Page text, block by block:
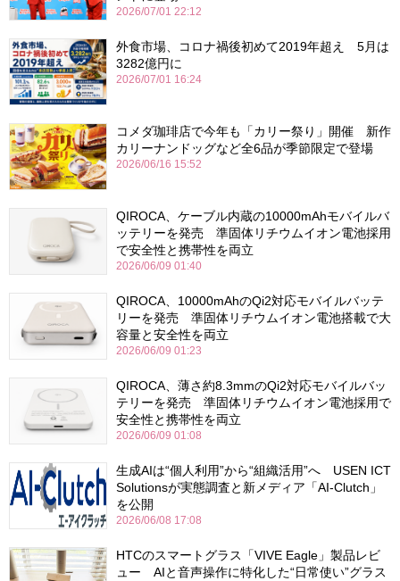
2026/07/01 22:12
外食市場、コロナ禍後初めて2019年超え 5月は
3282億円に
2026/07/01 16:24
コメダ珈琲店で今年も「カリー祭り」開催 新作
カリーナンドッグなど全6品が季節限定で登場
2026/06/16 15:52
QIROCA、ケーブル内蔵の10000mAhモバイルバ
ッテリーを発売 準固体リチウムイオン電池採用
で安全性と携帯性を両立
2026/06/09 01:40
QIROCA、10000mAhのQi2対応モバイルバッテ
リーを発売 準固体リチウムイオン電池搭載で大
容量と安全性を両立
2026/06/09 01:23
QIROCA、薄さ約8.3mmのQi2対応モバイルバッ
テリーを発売 準固体リチウムイオン電池採用で
安全性と携帯性を両立
2026/06/09 01:08
生成AIは“個人利用”から“組織活用”へ USEN ICT
Solutionsが実態調査と新メディア「AI-Clutch」
を公開
2026/06/08 17:08
HTCのスマートグラス「VIVE Eagle」製品レビ
ュー AIと音声操作に特化した“日常使い”グラス